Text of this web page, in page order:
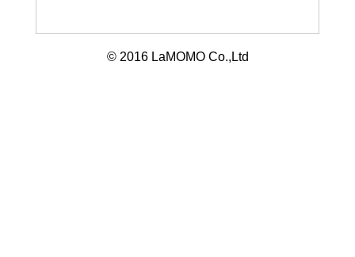
© 2016 LaMOMO Co.,Ltd